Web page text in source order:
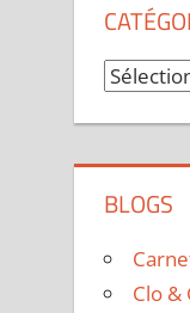
BLOGS
Clo &